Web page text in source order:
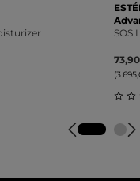
von 0 von 5
SOS